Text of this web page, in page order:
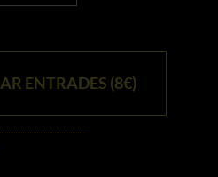
ENTRADES (8€)